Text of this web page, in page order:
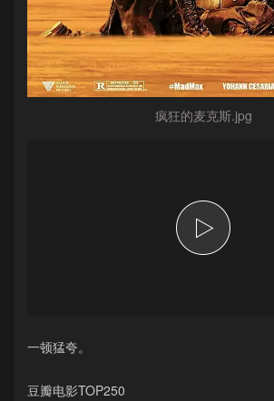
疯狂的麦克斯.jpg
一顿猛夸。
豆瓣电影TOP250